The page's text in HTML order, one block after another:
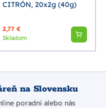
CITRÓN, 20x2g (40g)
2,77 €
Skladom
na Slovensku
poradni alebo nás